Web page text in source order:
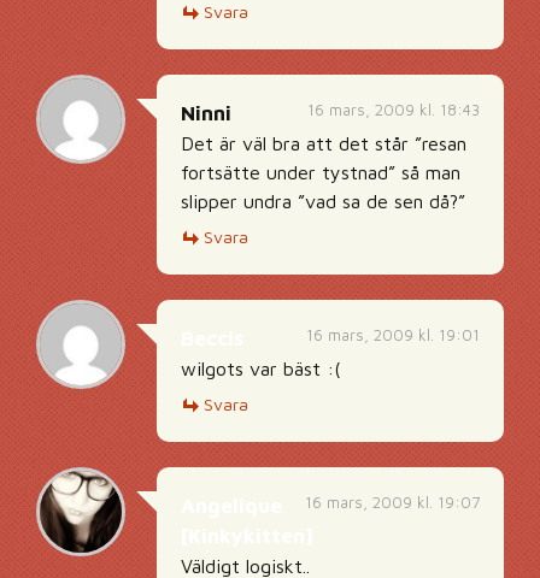
Svara
16 mars, 2009 kl. 18:43
Ninni
Det är väl bra att det står ”resan
fortsätte under tystnad” så man
slipper undra ”vad sa de sen då?”
Svara
16 mars, 2009 kl. 19:01
wilgots var bäst :(
Svara
16 mars, 2009 kl. 19:07
Väldigt logiskt..